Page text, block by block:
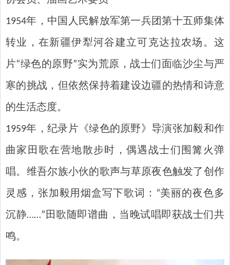
1954年，中国人民解放军第一兵团第十五师集体
转业，在新疆伊犁河谷建立可克达拉农场。这
片“绿色的原野”实为荒原，战士们面临沙尘与严
寒的挑战，但依然保持着建设边疆的热情和诗意
的生活态度。‌‌
1959年，纪录片《绿色的原野》导演张加毅和作
曲家田歌在营地散步时，偶遇战士们围篝火弹
唱。维吾尔族小伙的歌声与草原夜色触发了创作
灵感，张加毅用烟盒写下歌词：“美丽的夜色多
沉静……”田歌随即谱曲，当晚试唱即获战士们共
鸣。‌‌